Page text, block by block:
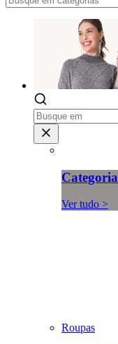
Categoria
Ver tudo >
Roupas